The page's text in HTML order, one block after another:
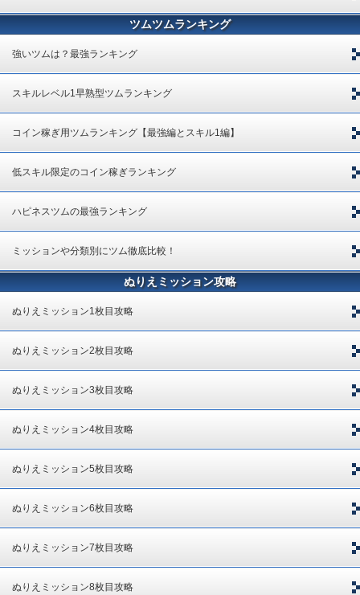
ツムツムランキング
強いツムは？最強ランキング
スキルレベル1早熟型ツムランキング
コイン稼ぎ用ツムランキング【最強編とスキル1編】
低スキル限定のコイン稼ぎランキング
ハピネスツムの最強ランキング
ミッションや分類別にツム徹底比較！
ぬりえミッション攻略
ぬりえミッション1枚目攻略
ぬりえミッション2枚目攻略
ぬりえミッション3枚目攻略
ぬりえミッション4枚目攻略
ぬりえミッション5枚目攻略
ぬりえミッション6枚目攻略
ぬりえミッション7枚目攻略
ぬりえミッション8枚目攻略